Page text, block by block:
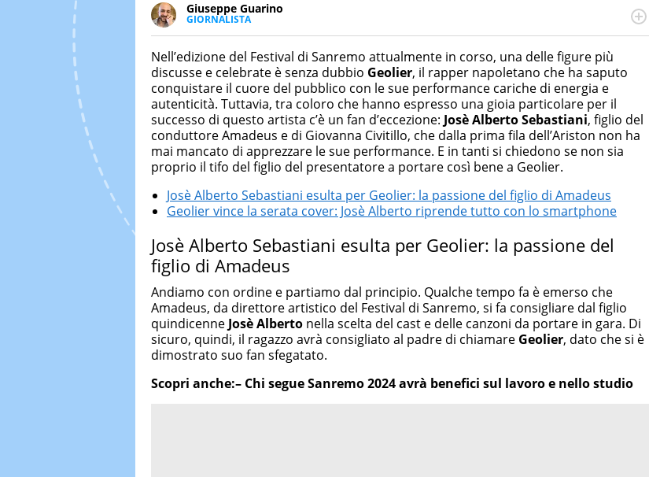
Giuseppe Guarino
GIORNALISTA
Ph(D) in Diritto Comparato e processi di integrazione e attivo nel campo della ricerca, in
particolare sulla Storia contemporanea di America Latina e Spagna. Collabora con
numerose testate ed è presidente dell'Associazione Culturale "La Biblioteca del Sannio".
Nell’edizione del Festival di Sanremo attualmente in corso, una delle figure più
discusse e celebrate è senza dubbio Geolier, il rapper napoletano che ha saputo
conquistare il cuore del pubblico con le sue performance cariche di energia e
autenticità. Tuttavia, tra coloro che hanno espresso una gioia particolare per il
successo di questo artista c’è un fan d’eccezione: Josè Alberto Sebastiani, figlio del
conduttore Amadeus e di Giovanna Civitillo, che dalla prima fila dell’Ariston non ha
mai mancato di apprezzare le sue performance. E in tanti si chiedono se non sia
proprio il tifo del figlio del presentatore a portare così bene a Geolier.
Josè Alberto Sebastiani esulta per Geolier: la passione del figlio di Amadeus
Geolier vince la serata cover: Josè Alberto riprende tutto con lo smartphone
Josè Alberto Sebastiani esulta per Geolier: la passione del
figlio di Amadeus
Andiamo con ordine e partiamo dal principio. Qualche tempo fa è emerso che
Amadeus, da direttore artistico del Festival di Sanremo, si fa consigliare dal figlio
quindicenne Josè Alberto nella scelta del cast e delle canzoni da portare in gara. Di
sicuro, quindi, il ragazzo avrà consigliato al padre di chiamare Geolier, dato che si è
dimostrato suo fan sfegatato.
Scopri anche:– Chi segue Sanremo 2024 avrà benefici sul lavoro e nello studio